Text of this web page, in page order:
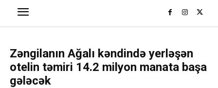
Zəngilanın Ağalı kəndində yerləşən
otelin təmiri 14.2 milyon manata başa
gələcək